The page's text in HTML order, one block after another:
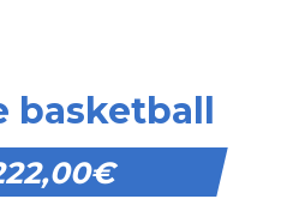
basketball
€